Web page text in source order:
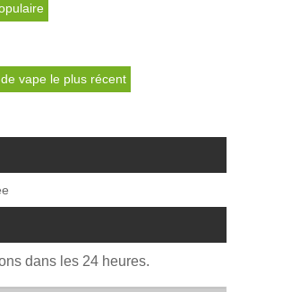
vape le plus récent
dans les 24 heures.